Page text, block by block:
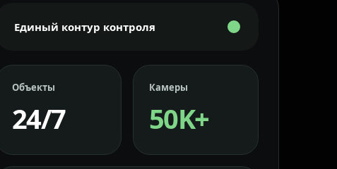
Единый контур контроля
Объекты
24/7
Камеры
50K+